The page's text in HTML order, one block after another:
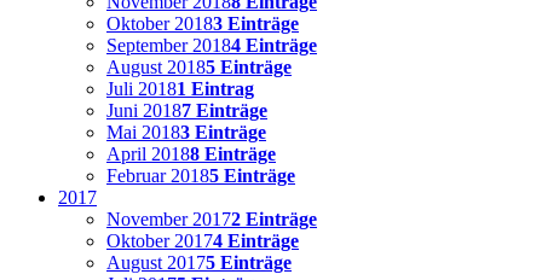
Oktober 20183 Einträge
September 20184 Einträge
August 20185 Einträge
Juli 20181 Eintrag
Juni 20187 Einträge
Mai 20183 Einträge
April 20188 Einträge
Februar 20185 Einträge
2017
November 20172 Einträge
Oktober 20174 Einträge
August 20175 Einträge